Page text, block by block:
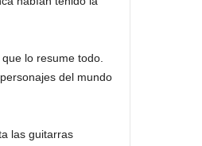
lo resume todo.
del mundo
las guitarras